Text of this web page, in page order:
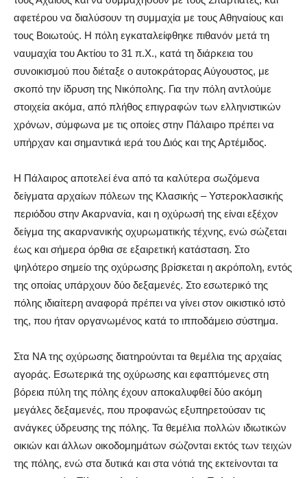
αφετέρου να διαλύσουν τη συμμαχία με τους Αθηναίους και
τους Βοιωτούς. Η πόλη εγκαταλείφθηκε πιθανόν μετά τη
ναυμαχία του Ακτίου το 31 π.Χ., κατά τη διάρκεια του
συνοικισμού που διέταξε ο αυτοκράτορας Αύγουστος, με
σκοπό την ίδρυση της Νικόπολης. Για την πόλη αντλούμε
στοιχεία ακόμα, από πλήθος επιγραφών των ελληνιστικών
χρόνων, σύμφωνα με τις οποίες στην Πάλαιρο πρέπει να
υπήρχαν και σημαντικά ιερά του Διός και της Αρτέμιδος.
Η Πάλαιρος αποτελεί ένα από τα καλύτερα σωζόμενα
δείγματα αρχαίων πόλεων της Κλασικής – Υστεροκλασικής
περιόδου στην Ακαρνανία, και η οχύρωσή της είναι εξέχον
δείγμα της ακαρνανικής οχυρωματικής τέχνης, ενώ σώζεται
έως και σήμερα όρθια σε εξαιρετική κατάσταση. Στο
ψηλότερο σημείο της οχύρωσης βρίσκεται η ακρόπολη, εντός
της οποίας υπάρχουν δύο δεξαμενές. Στο εσωτερικό της
πόλης ιδιαίτερη αναφορά πρέπει να γίνει στον οικιστικό ιστό
της, που ήταν οργανωμένος κατά το ιπποδάμειο σύστημα.
Στα ΝΑ της οχύρωσης διατηρούνται τα θεμέλια της αρχαίας
αγοράς. Εσωτερικά της οχύρωσης και εφαπτόμενες στη
βόρεια πύλη της πόλης έχουν αποκαλυφθεί δύο ακόμη
μεγάλες δεξαμενές, που προφανώς εξυπηρετούσαν τις
ανάγκες ύδρευσης της πόλης. Τα θεμέλια πολλών ιδιωτικών
οικιών και άλλων οικοδομημάτων σώζονται εκτός των τειχών
της πόλης, ενώ στα δυτικά και στα νότιά της εκτείνονται τα